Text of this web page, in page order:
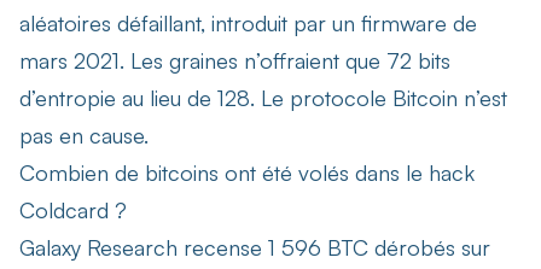
aléatoires défaillant, introduit par un firmware de
mars 2021. Les graines n’offraient que 72 bits
d’entropie au lieu de 128. Le protocole Bitcoin n’est
pas en cause.
Combien de bitcoins ont été volés dans le hack
Coldcard ?
Galaxy Research recense 1 596 BTC dérobés sur